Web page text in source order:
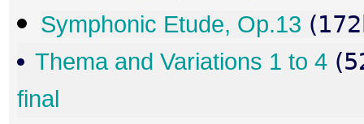
Symphonic Etude, Op.13
Thema and Variations 1 to 4
final